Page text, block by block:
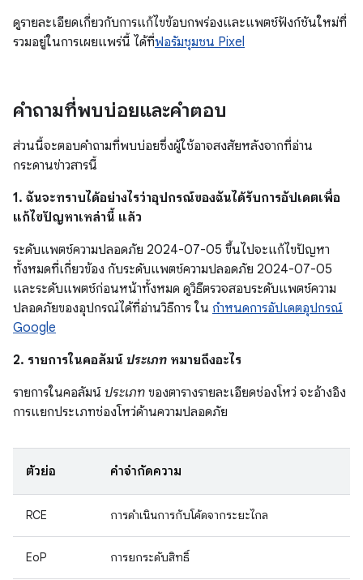
ดูรายละเอียดเกี่ยวกับการแก้ไขข้อบกพร่องและแพตช์ฟังก์ชันใหม่ที่
รวมอยู่ในการเผยแพร่นี้ ได้ที่ฟอรัมชุมชน Pixel
คำถามที่พบบ่อยและคำตอบ
ส่วนนี้จะตอบคำถามที่พบบ่อยซึ่งผู้ใช้อาจสงสัยหลังจากที่อ่าน
กระดานข่าวสารนี้
1. ฉันจะทราบได้อย่างไรว่าอุปกรณ์ของฉันได้รับการอัปเดตเพื่อ
แก้ไขปัญหาเหล่านี้ แล้ว
ระดับแพตช์ความปลอดภัย 2024-07-05 ขึ้นไปจะแก้ไขปัญหา
ทั้งหมดที่เกี่ยวข้อง กับระดับแพตช์ความปลอดภัย 2024-07-05
และระดับแพตช์ก่อนหน้าทั้งหมด ดูวิธีตรวจสอบระดับแพตช์ความ
ปลอดภัยของอุปกรณ์ได้ที่อ่านวิธีการ ใน กำหนดการอัปเดตอุปกรณ์
Google
2. รายการในคอลัมน์ ประเภท หมายถึงอะไร
รายการในคอลัมน์ ประเภท ของตารางรายละเอียดช่องโหว่ จะอ้างอิง
การแยกประเภทช่องโหว่ด้านความปลอดภัย
ตัวย่อ คำจำกัดความ
RCE การดำเนินการกับโค้ดจากระยะไกล
EoP การยกระดับสิทธิ์